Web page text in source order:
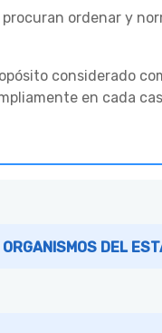
ordenar y
considerado
en cada
DEL